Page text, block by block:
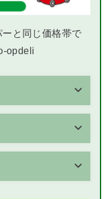
と同じ価格帯で
opdeli